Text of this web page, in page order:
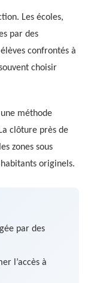
Les écoles,
par des
confrontés à
choisir
méthode
clôture près de
zones sous
originels.
par des
l’accès à